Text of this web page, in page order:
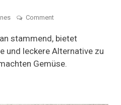
Commenton
Mixed
auf
Japanisch
stammend, bietet
und leckere Alternative zu
Gemüse.